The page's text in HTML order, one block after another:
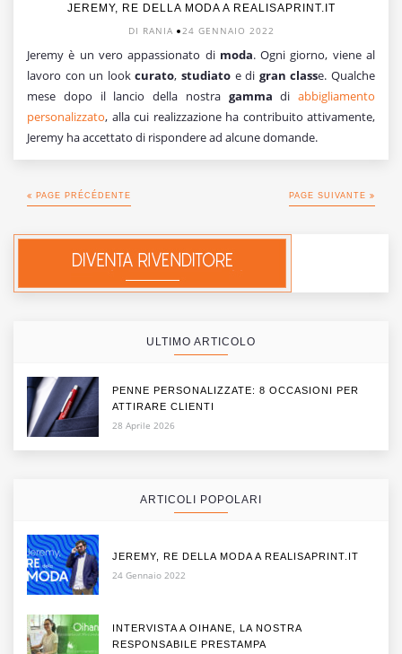
JEREMY, RE DELLA MODA A REALISAPRINT.IT
DI RANIA
24 GENNAIO 2022
Jeremy è un vero appassionato di moda. Ogni giorno, viene al
lavoro con un lookcurato,studiato e di gran classe. Qualche
mese dopo il lancio della nostra gammadi abbigliamento
personalizzato, alla cui realizzazione ha contribuito attivamente,
Jeremy ha accettato di rispondere ad alcune domande.
PAGE SUIVANTE
PAGE PRÉCÉDENTE
ULTIMO ARTICOLO
PENNE PERSONALIZZATE: 8 OCCASIONI PER
ATTIRARE CLIENTI
28 Aprile 2026
ARTICOLI POPOLARI
JEREMY, RE DELLA MODA A REALISAPRINT.IT
24 Gennaio 2022
INTERVISTA A OIHANE, LA NOSTRA
RESPONSABILE PRESTAMPA